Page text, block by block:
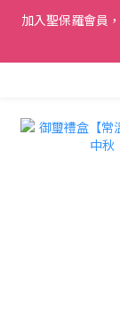
加入聖保羅會員